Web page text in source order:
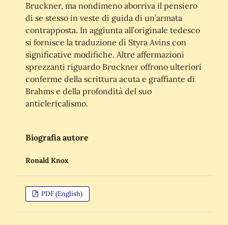
Bruckner, ma nondimeno aborriva il pensiero
di se stesso in veste di guida di un’armata
contrapposta. In aggiunta all’originale tedesco
si fornisce la traduzione di Styra Avins con
significative modifiche. Altre affermazioni
sprezzanti riguardo Bruckner offrono ulteriori
conferme della scrittura acuta e graffiante di
Brahms e della profondità del suo
anticlericalismo.
Biografia autore
Ronald Knox
PDF (English)